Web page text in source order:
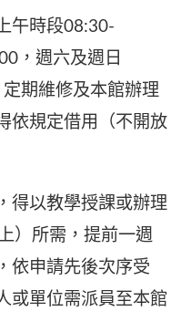
午時段08:30-
，週六及週日
期維修及本館辦理
依規定借用（不開放
得以教學授課或辦理
）所需，提前一週
依申請先後次序受
或單位需派員至本館